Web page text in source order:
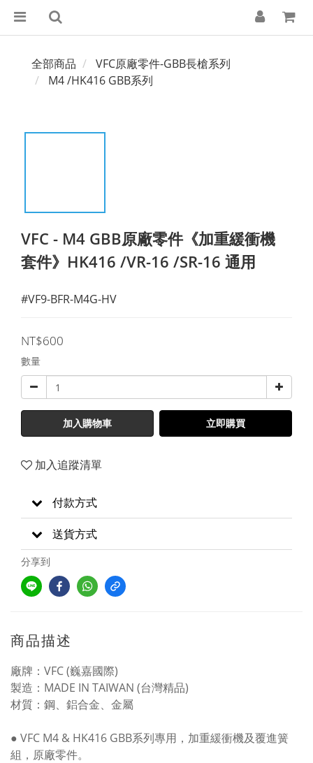
全部商品
VFC原廠零件-GBB長槍系列
M4 /HK416 GBB系列
VFC - M4 GBB原廠零件《加重緩衝機
套件》HK416 /VR-16 /SR-16 通用
#VF9-BFR-M4G-HV
NT$600
數量
加入購物車 立即購買
加入追蹤清單
付款方式
送貨方式
分享到
商品描述
廠牌：VFC (巍嘉國際)
製造：MADE IN TAIWAN (台灣精品)
材質：鋼、鋁合金、金屬
● VFC M4 & HK416 GBB系列專用，加重緩衝機及覆進簧
組，原廠零件。